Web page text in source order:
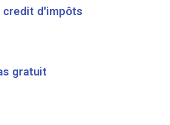
credit d'impôts
gratuit